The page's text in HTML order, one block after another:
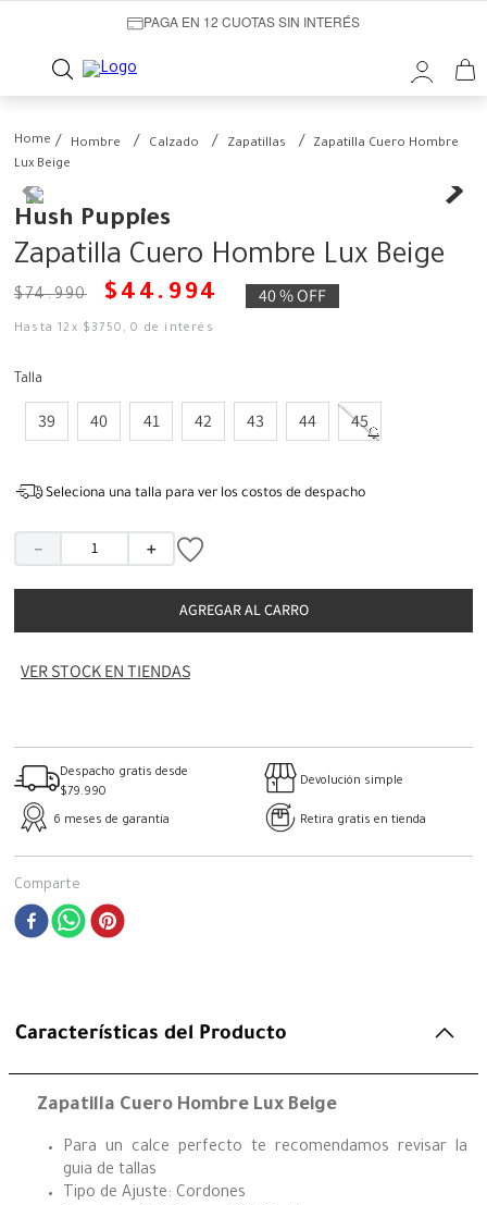
PAGA EN 12 CUOTAS SIN INTERÉS
Hombre Calzado Zapatillas
Zapatilla Cuero Hombre
Lux Beige
Hush Puppies
Zapatilla Cuero Hombre Lux Beige
$74.990 $ 44 . 994 40 %OFF
Hasta12 x $ 3750 ,0 de interés
Talla
39 40 41 42 43 44 45
Seleciona una talla para ver los costos de despacho
＋
－
AGREGAR AL CARRO
VER STOCK EN TIENDAS
Despacho gratis desde
$79.990
Devolución simple
6 meses de garantía Retira gratis en tienda
Comparte
Características del Producto
Zapatilla Cuero Hombre Lux Beige
Para un calce perfecto te recomendamos revisar la
guia de tallas
Tipo de Ajuste: Cordones